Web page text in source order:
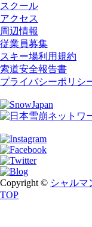
スクール
アクセス
周辺情報
従業員募集
スキー場利用規約
索道安全報告書
プライバシーポリシ
Copyright © シャルマ
TOP